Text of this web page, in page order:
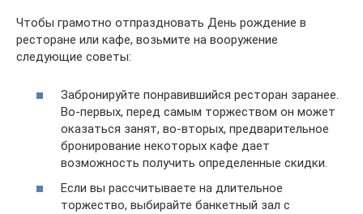
Чтобы грамотно отпраздновать День рождение в
ресторане или кафе, возьмите на вооружение
следующие советы:
Забронируйте понравившийся ресторан заранее.
Во-первых, перед самым торжеством он может
оказаться занят, во-вторых, предварительное
бронирование некоторых кафе дает
возможность получить определенные скидки.
Если вы рассчитываете на длительное
торжество, выбирайте банкетный зал с